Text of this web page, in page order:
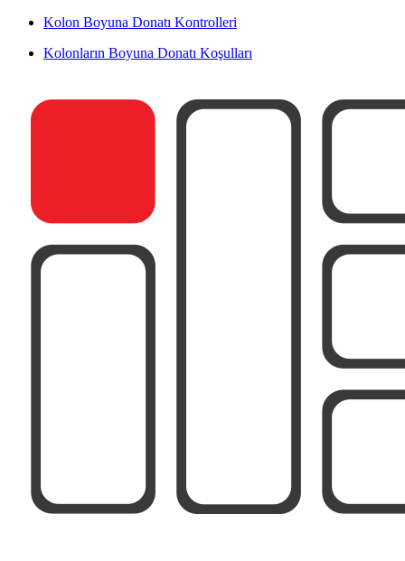
Kolon Boyuna Donatı Kontrolleri
Kolonların Boyuna Donatı Koşulları